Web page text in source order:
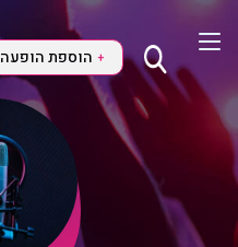
+ הוספת הופעה